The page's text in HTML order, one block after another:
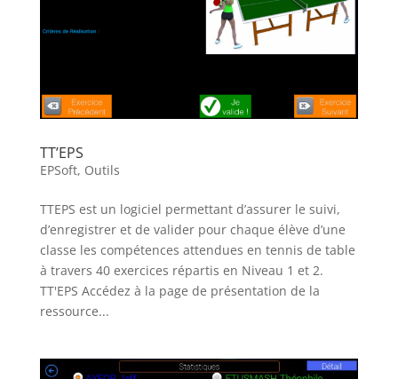
TT’EPS
EPSoft, Outils
TTEPS est un logiciel permettant d’assurer le suivi,
d’enregistrer et de valider pour chaque élève d’une
classe les compétences attendues en tennis de table
à travers 40 exercices répartis en Niveau 1 et 2.
TT'EPS Accédez à la page de présentation de la
ressource...